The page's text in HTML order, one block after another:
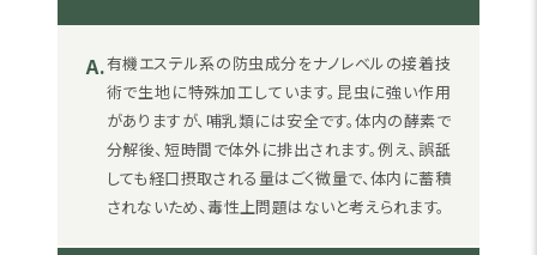
A.有機エステル系の防虫成分をナノレベルの接着技
術で生地に特殊加工しています。昆虫に強い作用
がありますが、哺乳類には安全です。体内の酵素で
分解後、短時間で体外に排出されます。例え、誤舐
しても経口摂取される量はごく微量で、体内に蓄積
されないため、毒性上問題はないと考えられます。